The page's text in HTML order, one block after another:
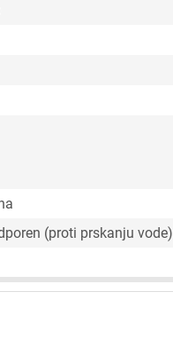
(proti prskanju vode)